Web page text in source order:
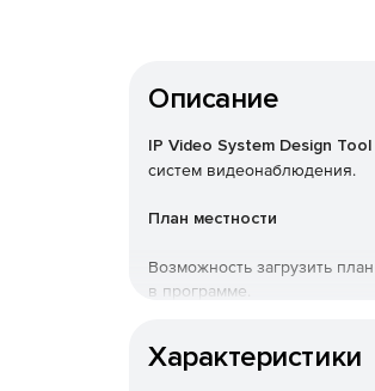
Описание
IP Video System Design Tool
систем видеонаблюдения.
План местности
Возможность загрузить
в программе.
Характеристики